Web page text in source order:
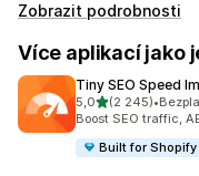
Zobrazit podrobnosti
Více aplikací jako
Tiny SEO Speed
5,0z 5 hvězd
(2 245)
Celkový počet
•
Boost SEO traffic,
Built for Shopify